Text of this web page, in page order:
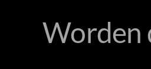
Worden